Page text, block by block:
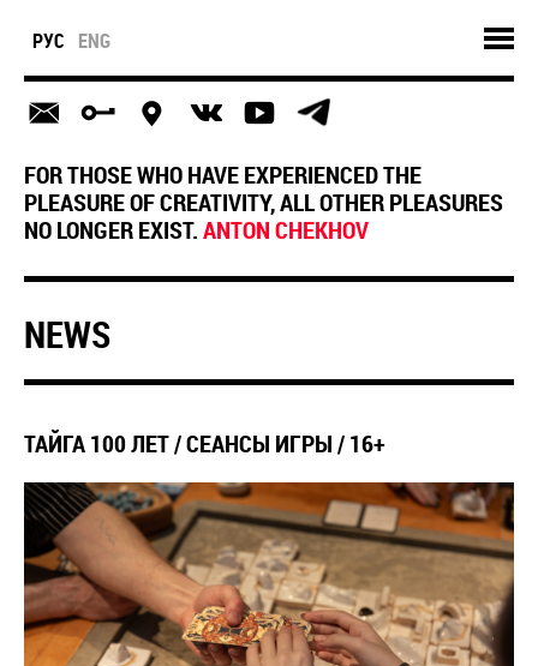
РУС ENG
FOR THOSE WHO HAVE EXPERIENCED THE
PLEASURE OF CREATIVITY, ALL OTHER PLEASURES
NO LONGER EXIST.ANTON CHEKHOV
NEWS
ТАЙГА 100 ЛЕТ / СЕАНСЫ ИГРЫ / 16+